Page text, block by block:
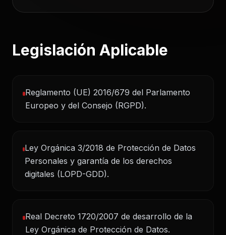
Legislación Aplicable
Reglamento (UE) 2016/679 del Parlamento
Europeo y del Consejo (RGPD).
Ley Orgánica 3/2018 de Protección de Datos
Personales y garantía de los derechos
digitales (LOPD-GDD).
Real Decreto 1720/2007 de desarrollo de la
Ley Orgánica de Protección de Datos.